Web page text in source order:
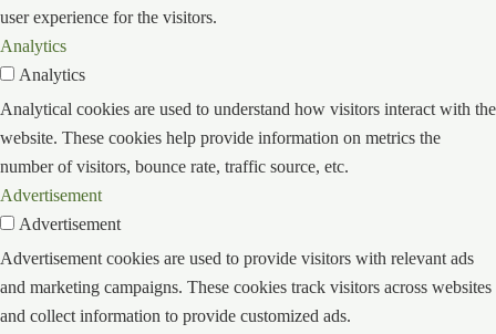
user experience for the visitors.
Analytics
Analytics
Analytical cookies are used to understand how visitors interact with the
website. These cookies help provide information on metrics the
number of visitors, bounce rate, traffic source, etc.
Advertisement
Advertisement
Advertisement cookies are used to provide visitors with relevant ads
and marketing campaigns. These cookies track visitors across websites
and collect information to provide customized ads.